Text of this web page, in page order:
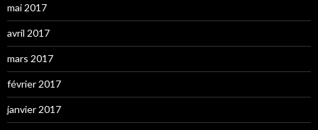
mai 2017
avril 2017
mars 2017
février 2017
janvier 2017